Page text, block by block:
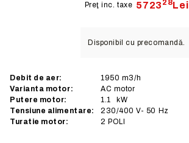
Preţ inc. taxe 5723 28Lei
Disponibil cu precomandă.
Debit de aer: 1950 m3/h
Varianta motor:
AC motor
Putere motor:
1.1
kW
Tensiune alimentare:
230/400V- 50 Hz
Turatie motor:
2 POLI